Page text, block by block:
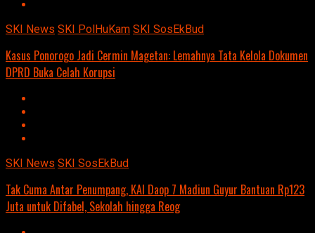
SKI News SKI PolHuKam SKI SosEkBud
Kasus Ponorogo Jadi Cermin Magetan: Lemahnya Tata Kelola Dokumen
DPRD Buka Celah Korupsi
SKI News SKI SosEkBud
Tak Cuma Antar Penumpang, KAI Daop 7 Madiun Guyur Bantuan Rp123
Juta untuk Difabel, Sekolah hingga Reog